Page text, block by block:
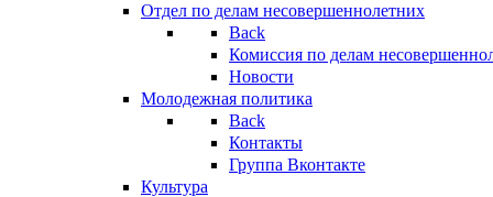
Отдел по делам несовершеннолетних
Back
Комиссия по делам
Новости
Молодежная политика
Back
Контакты
Группа Вконтакте
Культура